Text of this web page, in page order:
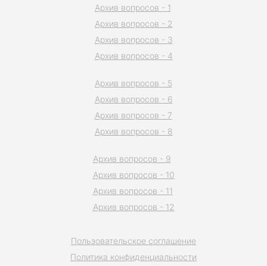
Пользовательское соглашение
Политика конфиденциальности
Архив вопросов - 1
Архив вопросов - 2
Архив вопросов - 3
Архив вопросов - 4
Архив вопросов - 5
Архив вопросов - 6
Архив вопросов - 7
Архив вопросов - 8
Архив вопросов - 9
Архив вопросов - 10
Архив вопросов - 11
Архив вопросов - 12